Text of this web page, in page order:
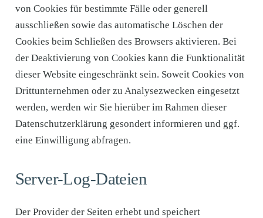
von Cookies für bestimmte Fälle oder generell
ausschließen sowie das automatische Löschen der
Cookies beim Schließen des Browsers aktivieren. Bei
der Deaktivierung von Cookies kann die Funktionalität
dieser Website eingeschränkt sein. Soweit Cookies von
Drittunternehmen oder zu Analysezwecken eingesetzt
werden, werden wir Sie hierüber im Rahmen dieser
Datenschutzerklärung gesondert informieren und ggf.
eine Einwilligung abfragen.
Server-Log-Dateien
Der Provider der Seiten erhebt und speichert